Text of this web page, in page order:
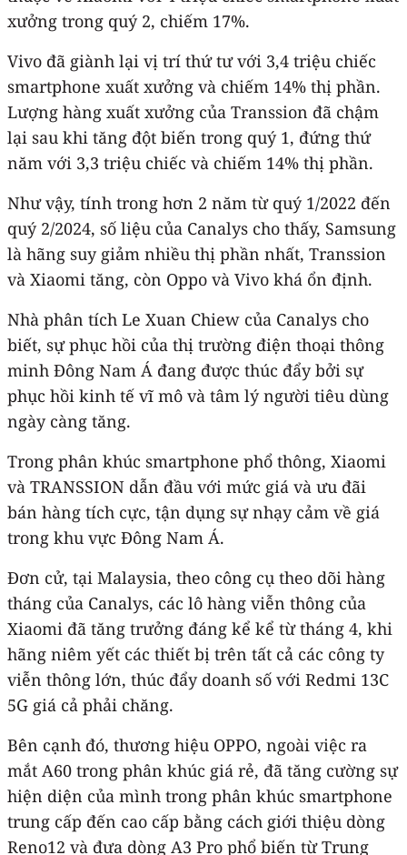
xưởng trong quý 2, chiếm 17%.
Vivo đã giành lại vị trí thứ tư với 3,4 triệu chiếc
smartphone xuất xưởng và chiếm 14% thị phần.
Lượng hàng xuất xưởng của Transsion đã chậm
lại sau khi tăng đột biến trong quý 1, đứng thứ
năm với 3,3 triệu chiếc và chiếm 14% thị phần.
Như vậy, tính trong hơn 2 năm từ quý 1/2022 đến
quý 2/2024, số liệu của Canalys cho thấy, Samsung
là hãng suy giảm nhiều thị phần nhất, Transsion
và Xiaomi tăng, còn Oppo và Vivo khá ổn định.
Nhà phân tích Le Xuan Chiew của Canalys cho
biết, sự phục hồi của thị trường điện thoại thông
minh Đông Nam Á đang được thúc đẩy bởi sự
phục hồi kinh tế vĩ mô và tâm lý người tiêu dùng
ngày càng tăng.
Trong phân khúc smartphone phổ thông, Xiaomi
và TRANSSION dẫn đầu với mức giá và ưu đãi
bán hàng tích cực, tận dụng sự nhạy cảm về giá
trong khu vực Đông Nam Á.
Đơn cử, tại Malaysia, theo công cụ theo dõi hàng
tháng của Canalys, các lô hàng viễn thông của
Xiaomi đã tăng trưởng đáng kể kể từ tháng 4, khi
hãng niêm yết các thiết bị trên tất cả các công ty
viễn thông lớn, thúc đẩy doanh số với Redmi 13C
5G giá cả phải chăng.
Bên cạnh đó, thương hiệu OPPO, ngoài việc ra
mắt A60 trong phân khúc giá rẻ, đã tăng cường sự
hiện diện của mình trong phân khúc smartphone
trung cấp đến cao cấp bằng cách giới thiệu dòng
Reno12 và đưa dòng A3 Pro phổ biến từ Trung